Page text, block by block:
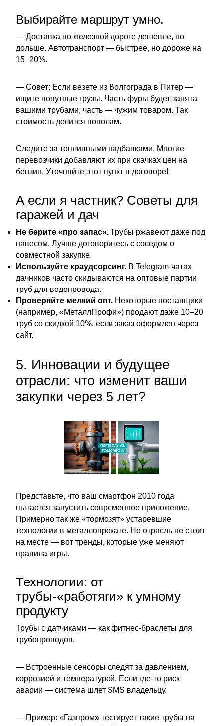
Выбирайте маршрут умно.
— Доставка по железной дороге дешевле, но
дольше. Автотранспорт — быстрее, но дороже на
15–20%.
— Совет: Если везете из Волгограда в Питер —
ищите попутные грузы. Часть фуры будет занята
вашими трубами, часть — чужим товаром. Так
стоимость делится пополам.
Следите за топливными надбавками. Многие
перевозчики добавляют их при скачках цен на
бензин. Уточняйте этот пункт в договоре!
А если я частник? Советы для
гаражей и дач
Не берите «про запас». Трубы ржавеют даже под
навесом. Лучше договоритесь с соседом о
совместной закупке.
Используйте краудсорсинг. В Telegram-чатах
дачников часто скидываются на оптовые партии
труб для водопровода.
Проверяйте мелкий опт. Некоторые поставщики
(например, «МеталлПрофи») продают даже 10–20
труб со скидкой 10%, если заказ оформлен через
сайт.
5. Инновации и будущее
отрасли: что изменит ваши
закупки через 5 лет?
Представьте, что ваш смартфон 2010 года
пытается запустить современное приложение.
Примерно так же «тормозят» устаревшие
технологии в металлопрокате. Но отрасль не стоит
на месте — вот тренды, которые уже меняют
правила игры.
Технологии: от
трубы-«работяги» к умному
продукту
Трубы с датчиками — как фитнес-браслеты для
трубопроводов.
— Встроенные сенсоры следят за давлением,
коррозией и температурой. Если где-то риск
аварии — система шлет SMS владельцу.
— Пример: «Газпром» тестирует такие трубы на